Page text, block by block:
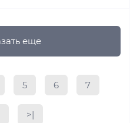
еще
5 6 7
>|